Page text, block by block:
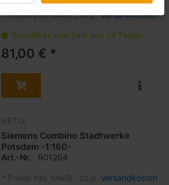
* Preise inkl. MwSt., zzgl.Versandkosten
Bestellbar innerhalb von 14 Tagen
81,00 € *
RIETZE
Siemens Combino Stadtwerke
Potsdam -1:160-
Art.-Nr. R01204
* Preise inkl. MwSt., zzgl. Versandkosten